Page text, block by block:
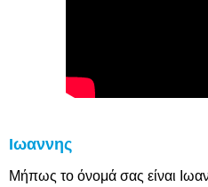
Ιωαννης
Μήπως το όνομά σας είναι